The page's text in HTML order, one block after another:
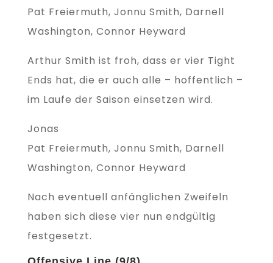
Pat Freiermuth, Jonnu Smith, Darnell
Washington, Connor Heyward
Arthur Smith ist froh, dass er vier Tight
Ends hat, die er auch alle – hoffentlich –
im Laufe der Saison einsetzen wird.
Jonas
Pat Freiermuth, Jonnu Smith, Darnell
Washington, Connor Heyward
Nach eventuell anfänglichen Zweifeln
haben sich diese vier nun endgültig
festgesetzt.